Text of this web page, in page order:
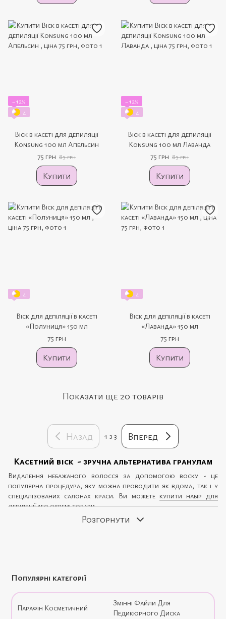
−12%
4
Віск в касеті для депиляції
Konsung 100 мл Апельсин
75 грн 85 грн
Купити
−12%
4
Віск в касеті для депиляції
Konsung 100 мл Лаванда
75 грн 85 грн
Купити
4
Віск для депіляції в касеті
«Полуниця» 150 мл
75 грн
Купити
4
Віск для депіляції в касеті
«Лаванда» 150 мл
75 грн
Купити
Показати ще 20 товарів
Назад 1 з 3 Вперед
Касетний віск - зручна альтернатива гранулам
Видалення небажаного волосся за допомогою воску - це
популярна процедура, яку можна проводити як вдома, так і у
спеціалізованих салонах краси. Ви можете купити набір для
депіляціїабо окремі товари.
Щоб провести депіляцію потрібенвіск у гранулах
серед жінок та чоловіків, оскільки дозволяє отримати гладку
шкіру на тривалий час. Ви можете придбативсе для депіляції
одному місці, насолоджуючись якісними продуктами, швидкою
доставкою та гарантією від виробників.
Розгорнути
Популярні категорії
Парафін Косметичний
Змінні Файли Для
Педикюрного Диска